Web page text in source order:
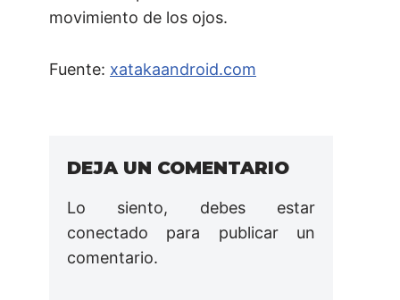
movimiento de los ojos.
Fuente: xatakaandroid.com
DEJA UN COMENTARIO
Lo siento, debes estar
conectado para publicar un
comentario.